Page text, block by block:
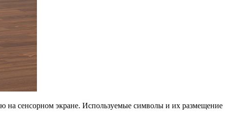
сенсорном экране. Используемые символы и их размещение